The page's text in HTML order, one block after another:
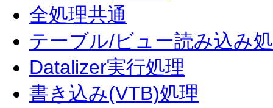
全処理共通
テーブル/ビュー読み込み
Datalizer実行処理
書き込み(VTB)処理